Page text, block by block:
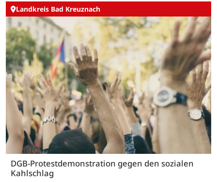
Landkreis Bad Kreuznach
DGB-Protestdemonstration gegen den sozialen
Kahlschlag